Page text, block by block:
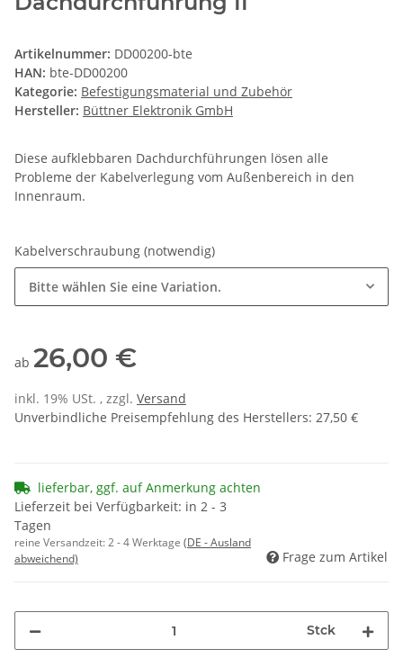
Artikelnummer: DD00200-bte
HAN: bte-DD00200
Kategorie: Befestigungsmaterial und Zubehör
Hersteller: Büttner Elektronik GmbH
Diese aufklebbaren Dachdurchführungen lösen alle
Probleme der Kabelverlegung vom Außenbereich in den
Innenraum.
Kabelverschraubung (notwendig)
Bitte wählen Sie eine Variation.
ab 26,00 €
inkl. 19% USt. , zzgl. Versand
Unverbindliche Preisempfehlung des Herstellers: 27,50 €
lieferbar, ggf. auf Anmerkung achten
Lieferzeit bei Verfügbarkeit: in 2 - 3
Tagen
reine Versandzeit:2 - 4 Werktage (DE - Ausland
abweichend)
Frage zum Artikel
Stck